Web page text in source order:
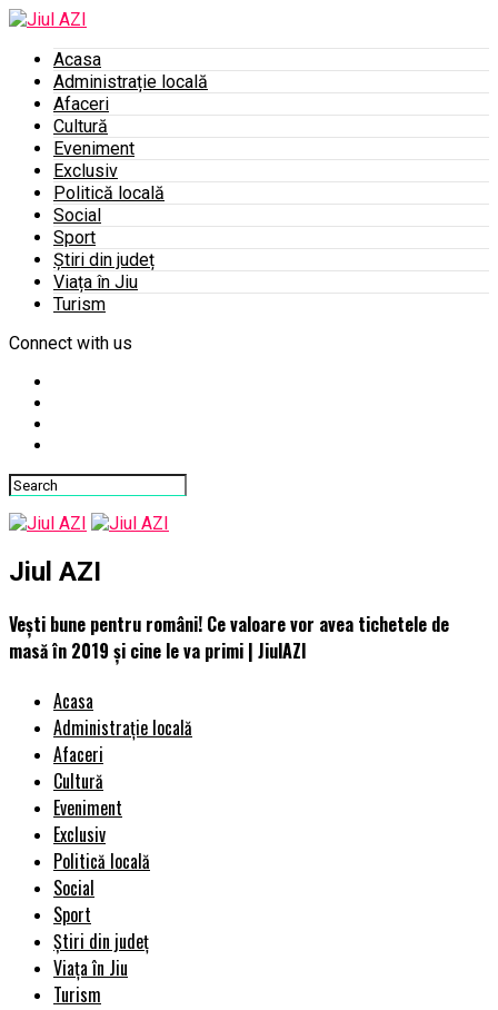
Acasa
Administrație locală
Afaceri
Cultură
Eveniment
Exclusiv
Politică locală
Social
Sport
Știri din județ
Viața în Jiu
Turism
Connect with us
Jiul AZI
Vești bune pentru români! Ce valoare vor avea tichetele de
masă în 2019 și cine le va primi | JiulAZI
Acasa
Administrație locală
Afaceri
Cultură
Eveniment
Exclusiv
Politică locală
Social
Sport
Știri din județ
Viața în Jiu
Turism